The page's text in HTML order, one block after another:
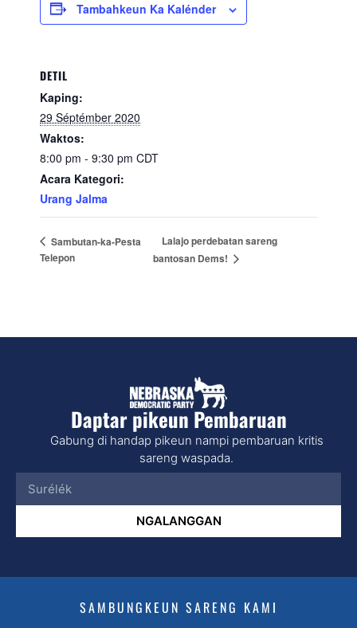
Tambahkeun Ka Kalénder
DETIL
Kaping:
29 Séptémber 2020
Waktos:
8:00 pm - 9:30 pm CDT
Acara Kategori:
Urang Jalma
Sambutan-ka-Pesta
Telepon
Lalajo perdebatan sareng
bantosan Dems!
Daptar pikeun Pembaruan
Gabung di handap pikeun nampi pembaruan kritis
sareng waspada.
NGALANGGAN
SAMBUNGKEUN SARENG KAMI